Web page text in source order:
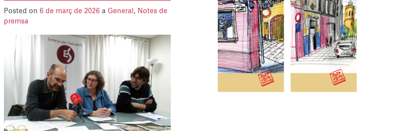
Posted on 6 de març de 2026 a General , Notes de
premsa